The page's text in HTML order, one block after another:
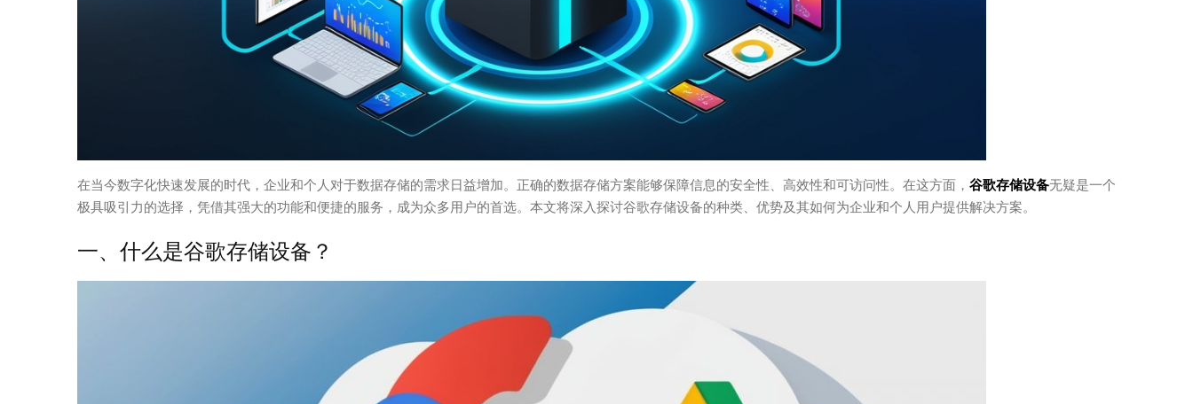
在当今数字化快速发展的时代，企业和个人对于数据存储的需求日益增加。正确的数据存储方案能够保障信息的安全性、高效性和可访问性。在这方面， 谷歌存储设备无疑是一个
极具吸引力的选择，凭借其强大的功能和便捷的服务，成为众多用户的首选。本文将深入探讨谷歌存储设备的种类、优势及其如何为企业和个人用户提供解决方案。
一、什么是谷歌存储设备？